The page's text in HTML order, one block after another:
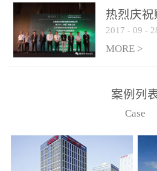
和监控端两大部分组成。
两者之间通过以太网相
联，一台监控主机最多可
从监控主机上获取，最多
只能接6台，超过的需从现
热烈庆
联合采购
2017 - 09 -
MORE >
案例列
Case